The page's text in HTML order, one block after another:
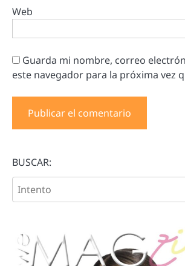
Web
Guarda mi nombre, correo
este navegador para la próxima vez
BUSCAR: